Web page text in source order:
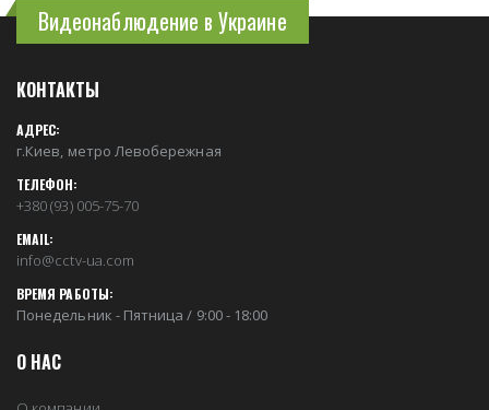
Видеонаблюдение в Украине
КОНТАКТЫ
АДРЕС:
г.Киев, метро Левобережная
ТЕЛЕФОН:
+380 (93) 005-75-70
EMAIL:
info@cctv-ua.com
ВРЕМЯ РАБОТЫ:
Понедельник - Пятница / 9:00 - 18:00
О НАС